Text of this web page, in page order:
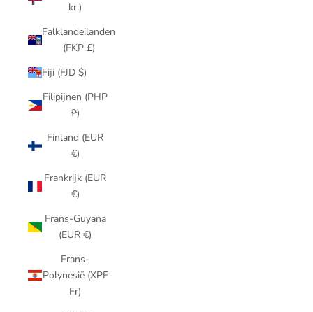
kr.)
Falklandeilanden
(FKP £)
Fiji (FJD $)
Filipijnen (PHP
₱)
Finland (EUR
€)
Frankrijk (EUR
€)
Frans-Guyana
(EUR €)
Frans-
Polynesië (XPF
Fr)